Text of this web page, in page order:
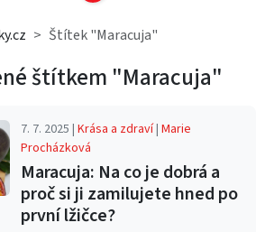
Štítek "Maracuja"
štítkem "Maracuja"
7. 7. 2025 |Krása a zdraví|Marie
Procházková
Maracuja: Na co je dobrá a
proč si ji zamilujete hned po
první lžičce?